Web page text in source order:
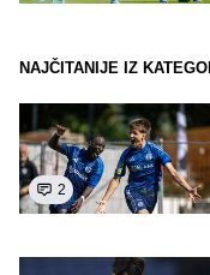
NAJČITANIJE IZ
2